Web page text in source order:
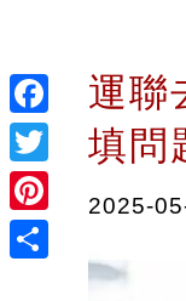
Facebook
Twitter
Pinterest
運聯
填問
2025-